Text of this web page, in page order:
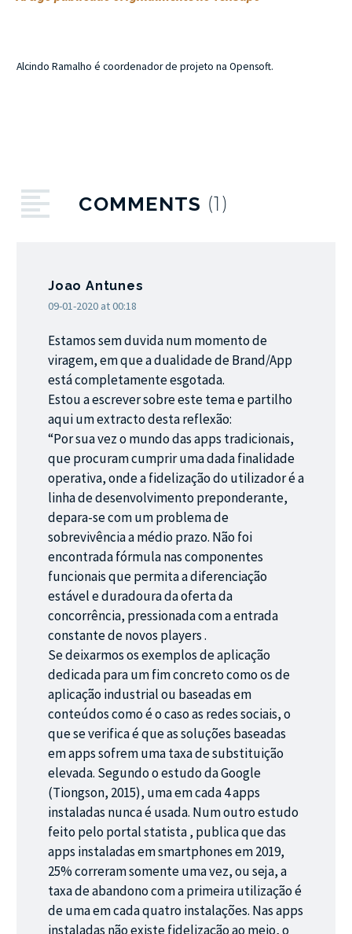
Alcindo Ramalho é coordenador de projeto na Opensoft.
COMMENTS (1)
Joao Antunes
09-01-2020 at 00:18
Estamos sem duvida num momento de
viragem, em que a dualidade de Brand/App
está completamente esgotada.
Estou a escrever sobre este tema e partilho
aqui um extracto desta reflexão:
“Por sua vez o mundo das apps tradicionais,
que procuram cumprir uma dada finalidade
operativa, onde a fidelização do utilizador é a
linha de desenvolvimento preponderante,
depara-se com um problema de
sobrevivência a médio prazo. Não foi
encontrada fórmula nas componentes
funcionais que permita a diferenciação
estável e duradoura da oferta da
concorrência, pressionada com a entrada
constante de novos players .
Se deixarmos os exemplos de aplicação
dedicada para um fim concreto como os de
aplicação industrial ou baseadas em
conteúdos como é o caso as redes sociais, o
que se verifica é que as soluções baseadas
em apps sofrem uma taxa de substituição
elevada. Segundo o estudo da Google
(Tiongson, 2015), uma em cada 4 apps
instaladas nunca é usada. Num outro estudo
feito pelo portal statista , publica que das
apps instaladas em smartphones em 2019,
25% correram somente uma vez, ou seja, a
taxa de abandono com a primeira utilização é
de uma em cada quatro instalações. Nas apps
instaladas não existe fidelização ao meio, o